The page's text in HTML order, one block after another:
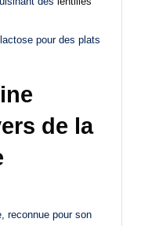
pour des plats
de la
reconnue pour son